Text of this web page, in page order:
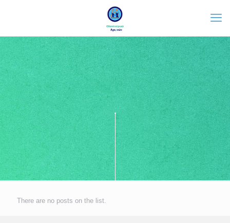
There are no posts on the list.